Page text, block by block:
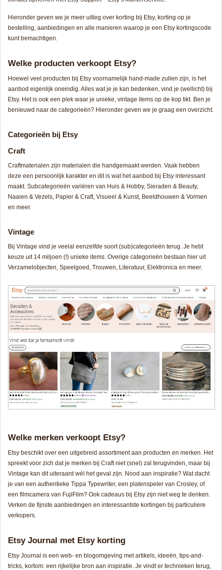
Hieronder geven we je meer uitleg over korting bij Etsy, korting op je
bestelling, aanbiedingen en alle manieren waarop je een Etsy kortingscode
kunt bemachtigen.
Welke producten verkoopt Etsy?
Hoewel veel producten bij Etsy voornamelijk hand-made zullen zijn, is het
aanbod eigenlijk oneindig. Alles wat je je kan bedenken, vind je (wellicht) bij
Etsy. Het is ook een plek waar je unieke, vintage items op de kop tikt. Ben je
benieuwd naar de categorieën? Hieronder geven we je graag een overzicht.
Categorieën bij Etsy
Craft
Craftmaterialen zijn materialen die handgemaakt werden. Vaak hebben
deze een persoonlijk karakter en dit is wat het aanbod bij Etsy interessant
maakt. Subcategorieën variëren van Huis & Hobby, Sieraden & Beauty,
Naaien & Vezels Papier & Craft, Visueel & Kunst, Beeldhouwen & Vormen
en meer.
Vintage
Bij Vintage vind je veelal eenzelfde soort (sub)categorieën terug. Je hebt
keuze uit 14 miljoen (!) unieke items. Overige categorieën bestaan hier uit
Verzamelobjecten Speelgoed Trouwen Literatuur, Elektronica en meer.
Welke merken verkoopt Etsy?
Etsy beschikt over een uitgebreid assortiment aan producten en merken. Het
spreekt voor zich dat je merken bij Craftniet (snel) zal terugvinden, maar bij
Vintage kan dit uiteraard wél het geval zijn. Nood aan inspiratie? Wat dacht
je van een authentieke Tippa Typewriter, een platenspeler van Crosley, of
een filmcamera van FujiFilm? Ook cadeaus bij Etsy zijn niet weg te denken.
Verken de fijnste aanbiedingen en interessantste kortingen bij particuliere
verkopers.
Etsy Journal met Etsy korting
Etsy Journal is een web- en blogomgeving met artikels, ideeën, tips-and-
tricks, kortom: een rijkelijke bron aan inspiratie. Je vindt er technieken terug,